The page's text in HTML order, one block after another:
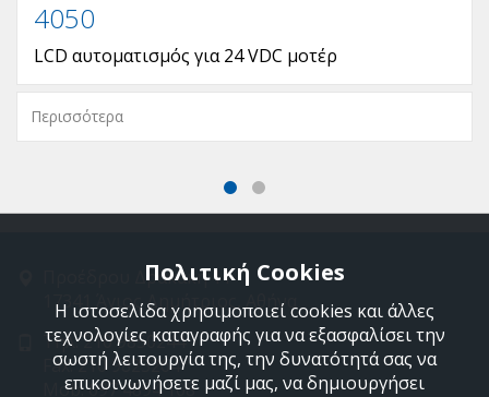
4050
LCD αυτοματισμός για 24 VDC μοτέρ
Περισσότερα
Προέδρου Δρακάκη 11
17341 Άγιος Δημήτριος, Αθήνα
Τηλ: 210 9850244
Fax: 210 9823264
Mob: 697 4894 108
Πολιτική Cookies
Η ιστοσελίδα χρησιμοποιεί cookies και άλλες
τεχνολογίες καταγραφής για να εξασφαλίσει την
σωστή λειτουργία της, την δυνατότητά σας να
επικοινωνήσετε μαζί μας, να δημιουργήσει